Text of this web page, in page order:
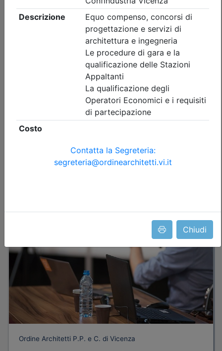
Chiudi
Data:
evento FAD asincrona, video on demand
FAD Vod
dal 01/01/2026 al 31/12/2028
FAD Asincrona
Note
A pagamento
Ordine Architetti P.P. e C. di Vicenza